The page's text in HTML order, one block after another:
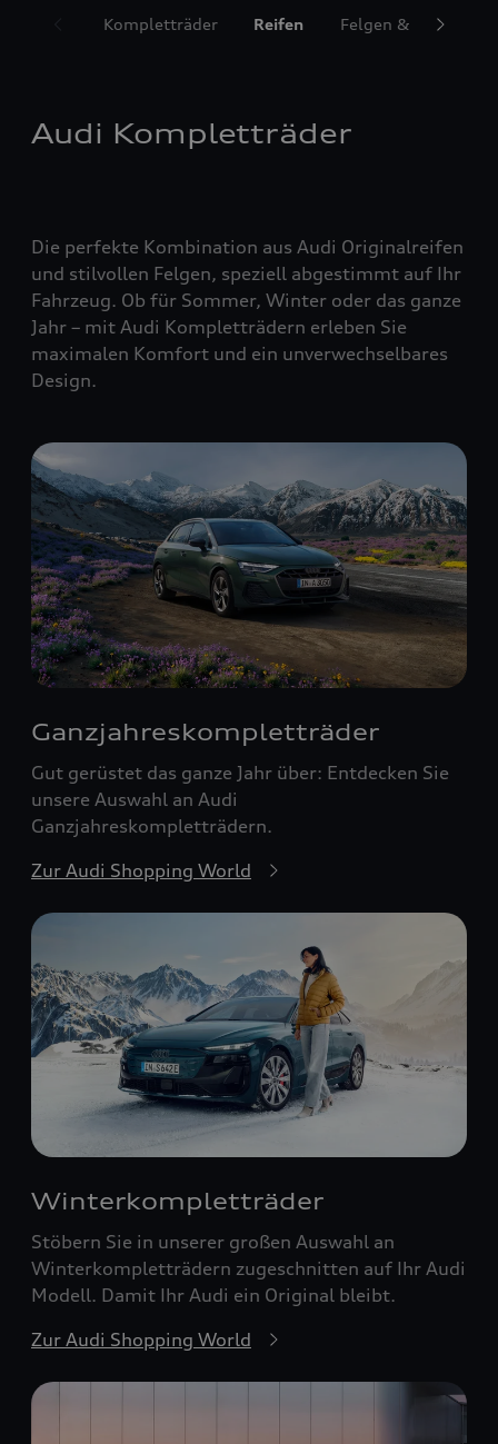
Kompletträder Reifen Felgen &
Audi Kompletträder
Die perfekte Kombination aus Audi Originalreifen
und stilvollen Felgen, speziell abgestimmt auf Ihr
Fahrzeug. Ob für Sommer, Winter oder das ganze
Jahr – mit Audi Kompletträdern erleben Sie
maximalen Komfort und ein unverwechselbares
Design.
Ganzjahreskomplett­räder
Gut gerüstet das ganze Jahr über: Entdecken Sie
unsere Auswahl an Audi
Ganzjahreskompletträdern.
Zur Audi Shopping World
Winterkompletträder
Stöbern Sie in unserer großen Auswahl an
Winterkompletträdern zugeschnitten auf Ihr Audi
Modell. Damit Ihr Audi ein Original bleibt.
Zur Audi Shopping World